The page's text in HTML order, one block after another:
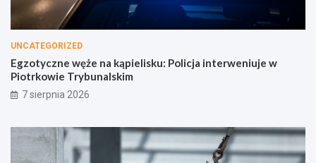
UNCATEGORIZED
Egzotyczne węże na kąpielisku: Policja interweniuje w
Piotrkowie Trybunalskim
7 sierpnia 2026